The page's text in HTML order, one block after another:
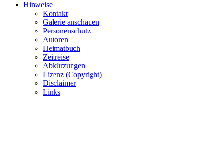
Hinweise
Kontakt
Galerie anschauen
Personenschutz
Autoren
Heimatbuch
Zeitreise
Abkürzungen
Lizenz (Copyright)
Disclaimer
Links